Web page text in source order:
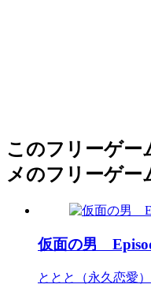
このフリーゲー
メのフリーゲー
仮面の男
ととと（永久恋愛）